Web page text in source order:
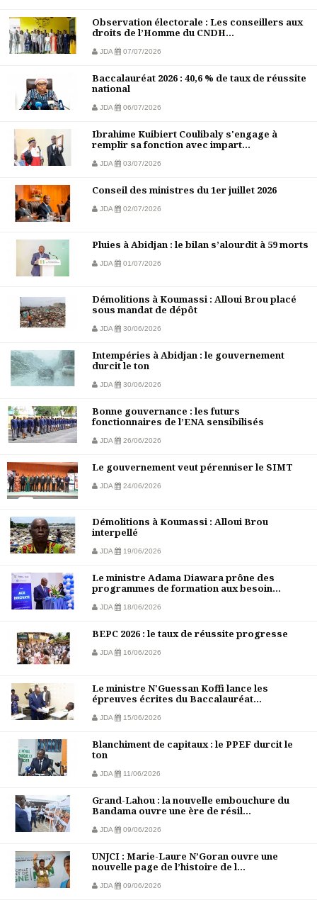
Observation électorale : Les conseillers aux
droits de l’Homme du CNDH...
JDA 07/07/2026
Baccalauréat 2026 : 40,6 % de taux de réussite
national
JDA 06/07/2026
Ibrahime Kuibiert Coulibaly s'engage à
remplir sa fonction avec impart...
JDA 03/07/2026
Conseil des ministres du 1er juillet 2026
JDA 02/07/2026
Pluies à Abidjan : le bilan s’alourdit à 59 morts
JDA 01/07/2026
Démolitions à Koumassi : Alloui Brou placé
sous mandat de dépôt
JDA 30/06/2026
Intempéries à Abidjan : le gouvernement
durcit le ton
JDA 30/06/2026
Bonne gouvernance : les futurs
fonctionnaires de l’ENA sensibilisés
JDA 26/06/2026
Le gouvernement veut pérenniser le SIMT
JDA 24/06/2026
Démolitions à Koumassi : Alloui Brou
interpellé
JDA 19/06/2026
Le ministre Adama Diawara prône des
programmes de formation aux besoin...
JDA 18/06/2026
BEPC 2026 : le taux de réussite progresse
JDA 16/06/2026
Le ministre N'Guessan Koffi lance les
épreuves écrites du Baccalauréat...
JDA 15/06/2026
Blanchiment de capitaux : le PPEF durcit le
ton
JDA 11/06/2026
Grand-Lahou : la nouvelle embouchure du
Bandama ouvre une ère de résil...
JDA 09/06/2026
UNJCI : Marie-Laure N’Goran ouvre une
nouvelle page de l’histoire de l...
JDA 09/06/2026